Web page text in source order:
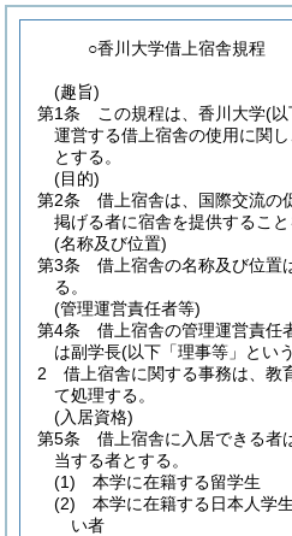
○香川大学借上宿舎規程
(趣旨)
第1条
この規程は、香川大学(以
運営する借上宿舎の使用に関
とする。
(目的)
第2条
借上宿舎は、国際交流の
掲げる者に宿舎を提供すること
(名称及び位置)
第3条
借上宿舎の名称及び位置
る。
(管理運営責任者等)
第4条
借上宿舎の管理運営責任
は副学長(以下「理事等」とい
2
借上宿舎に関する事務は、教
て処理する。
(入居資格)
第5条
借上宿舎に入居できる者
当する者とする。
(1)
本学に在籍する留学生
(2)
本学に在籍する日本人学
い者